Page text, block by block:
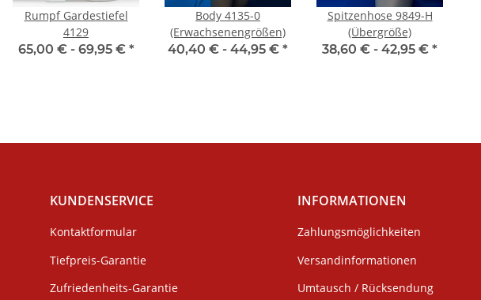
Rumpf Gardestiefel
4129
65,00 € - 69,95 € *
Body 4135-0
(Erwachsenengrößen)
40,40 € - 44,95 € *
Spitzenhose 9849-H
(Übergröße)
38,60 € - 42,95 € *
KUNDENSERVICE
Kontaktformular
Tiefpreis-Garantie
Zufriedenheits-Garantie
INFORMATIONEN
Zahlungsmöglichkeiten
Versandinformationen
Umtausch / Rücksendung